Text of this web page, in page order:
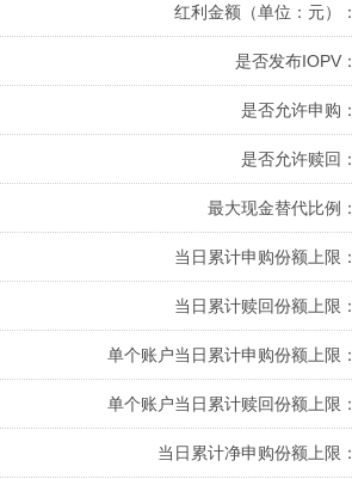
红利金额（单位：元）：
是否发布IOPV：
是否允许申购：
是否允许赎回：
最大现金替代比例：
当日累计申购份额上限：
当日累计赎回份额上限：
单个账户当日累计申购份额上限：
单个账户当日累计赎回份额上限：
当日累计净申购份额上限：